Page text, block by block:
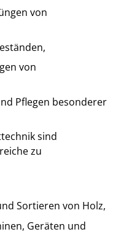
von
von
Pflegen besonderer
sind
zu
Sortieren von Holz,
Geräten und